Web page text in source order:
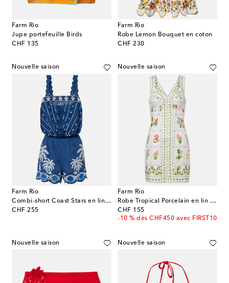
Farm Rio
Jupe portefeuille Birds
CHF 135
original price
Farm Rio
Robe Lemon Bouquet en coton
CHF 230
original price
Nouvelle saison
Farm Rio
Combi-short Coast Stars en lin mélangé
CHF 255
original price
Nouvelle saison
Farm Rio
Robe Tropical Porcelain en lin à imprimé
CHF 155
original price
-10 % dès CHF450 avec FIRST10
Nouvelle saison Nouvelle saison